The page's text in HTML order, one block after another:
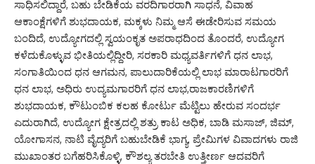
ಸಾಧಿಸಲಿದ್ದಾರೆ, ಬಹು ಬೇಡಿಕೆಯ ವರದಿಗಾರರಾಗಿ ಸಾಧನೆ, ವಿವಾಹ
ಆಕಾಂಕ್ಷೆಗಳಿಗೆ ಶುಭದಾಯಕ, ಮಕ್ಕಳು ನಿಮ್ಮ ಆಸೆ ಈಡೇರಿಸುವ ಸಮಯ
ಬಂದಿದೆ, ಉದ್ಯೋಗದಲ್ಲಿ ಸ್ವಯಂಕೃತ ಅಪರಾಧದಿಂದ ತೊಂದರೆ, ಉದ್ಯೋಗ
ಕಳೆದುಕೊಳ್ಳುವ ಭೀತಿಯಲ್ಲಿದ್ದೀರಿ, ಸರಕಾರಿ ಮಧ್ಯವರ್ತಿಗಳಿಗೆ ಧನ ಲಾಭ,
ಸಂಗಾತಿಯಿಂದ ಧನ ಆಗಮನ, ಪಾಲುದಾರಿಕೆಯಲ್ಲಿ ಲಾಭ ಮಾರಾಟಗಾರರಿಗೆ
ಧನ ಲಾಭ, ಅಧಿರು ಉದ್ಯಮಗಾರರಿಗೆ ಧನ ಲಾಭ,ರಾಜಕಾರಣಿಗಳಿಗೆ
ಶುಭದಾಯಕ, ಕೌಟುಂಬಿಕ ಕಲಹ ಕೋರ್ಟು ಮೆಟ್ಟಿಲು ಹೇರುವ ಸಂದರ್ಭ
ಎದುರಾಗಿದೆ, ಉದ್ಯೋಗ ಕ್ಷೇತ್ರದಲ್ಲಿ ಶತ್ರು ಕಾಟ ಅಧಿಕ, ಬಾಡಿ ಮಸಾಜ್, ಜಿಮ್,
ಯೋಗಾಸನ, ನಾಟಿ ವೈದ್ಯರಿಗೆ ಬಹುಬೇಡಿಕೆ ಭಾಗ್ಯ, ಪ್ರೇಮಿಗಳ ವಿವಾದಗಳು ರಾಜಿ
ಮುಖಾಂತರ ಬಗೆಹರಿಸಿಕೊಳ್ಳಿ, ಕೌಶಲ್ಯ ತರಬೇತಿ ಉತ್ತೀರ್ಣ ಆದವರಿಗೆ